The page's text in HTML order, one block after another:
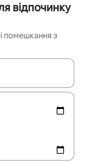
відпочинку
помешкання з
для